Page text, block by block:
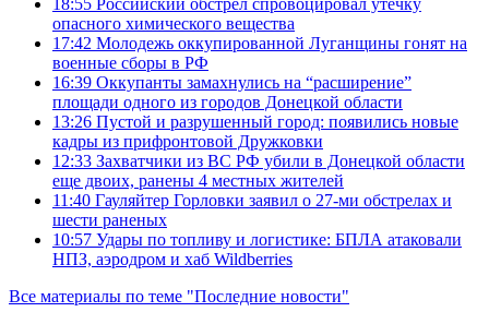
опасного химического вещества
17:42 Молодежь оккупированной Луганщины гонят на
военные сборы в РФ
16:39 Оккупанты замахнулись на “расширение”
площади одного из городов Донецкой области
13:26 Пустой и разрушенный город: появились новые
кадры из прифронтовой Дружковки
12:33 Захватчики из ВС РФ убили в Донецкой области
еще двоих, ранены 4 местных жителей
11:40 Гауляйтер Горловки заявил о 27-ми обстрелах и
шести раненых
10:57 Удары по топливу и логистике: БПЛА атаковали
НПЗ, аэродром и хаб Wildberries
Все материалы по теме "Последние новости"